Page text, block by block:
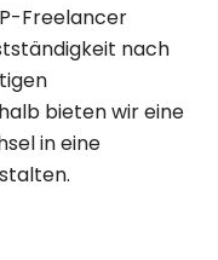
Freelancer
nach
bieten wir eine
in eine